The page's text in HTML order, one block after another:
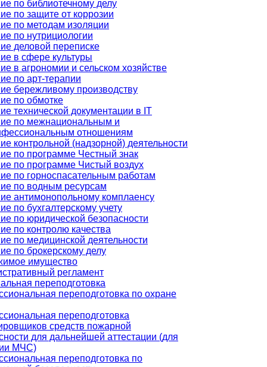
по библиотечному делу
по защите от коррозии
по методам изоляции
по нутрициологии
деловой переписке
в сфере культуры
в агрономии и сельском хозяйстве
по арт-терапии
бережливому производству
по обмотке
технической документации в IT
по межнациональным и
отношениям
контрольной (надзорной) деятельности
по программе Честный знак
по программе Чистый воздух
по горноспасательным работам
по водным ресурсам
антимонопольному комплаенсу
по бухгалтерскому учету
по юридической безопасности
по контролю качества
по медицинской деятельности
по брокерскому делу
имущество
регламент
переподготовка
переподготовка по охране
переподготовка
средств пожарной
для дальнейшей аттестации (для
МЧС)
переподготовка по